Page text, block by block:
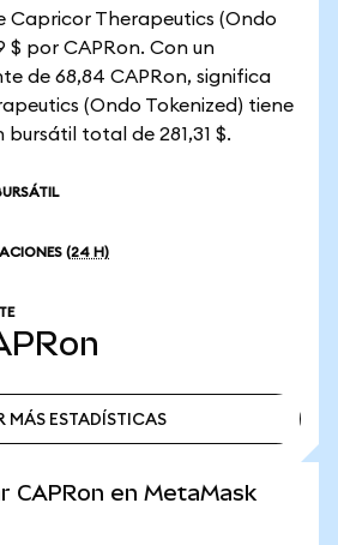
Capricor Therapeutics (Ondo
$ por CAPRon. Con un
de 68,84 CAPRon, significa
(Ondo Tokenized) tiene
total de 281,31 $.
(24 H)
MÁS ESTADÍSTICAS
CAPRon en MetaMask